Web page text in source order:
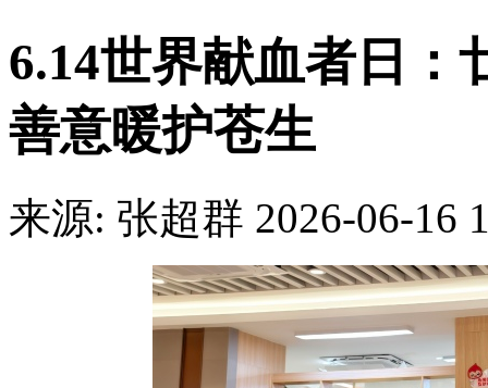
6.14世界献血者日：
善意暖护苍生
来源: 张超群 2026-06-16